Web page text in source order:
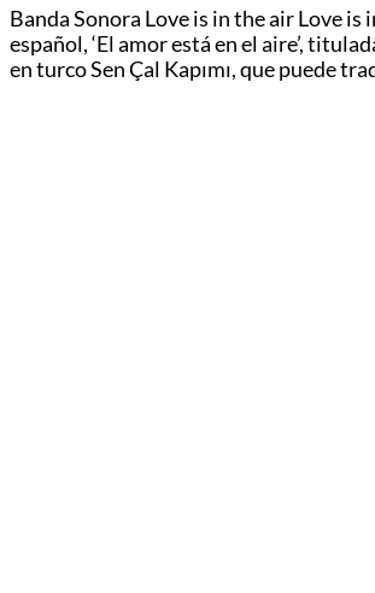
Banda Sonora Love is in the air Love is
español, ‘El amor está en el aire’,
en turco Sen Çal Kapımı, que puede